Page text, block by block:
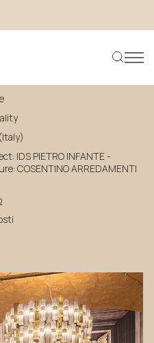
IDS PIETRO INFANTE -
COSENTINO ARREDAMENTI